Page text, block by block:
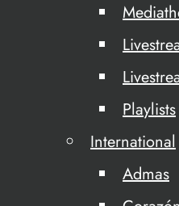
Playlists
International
Admas